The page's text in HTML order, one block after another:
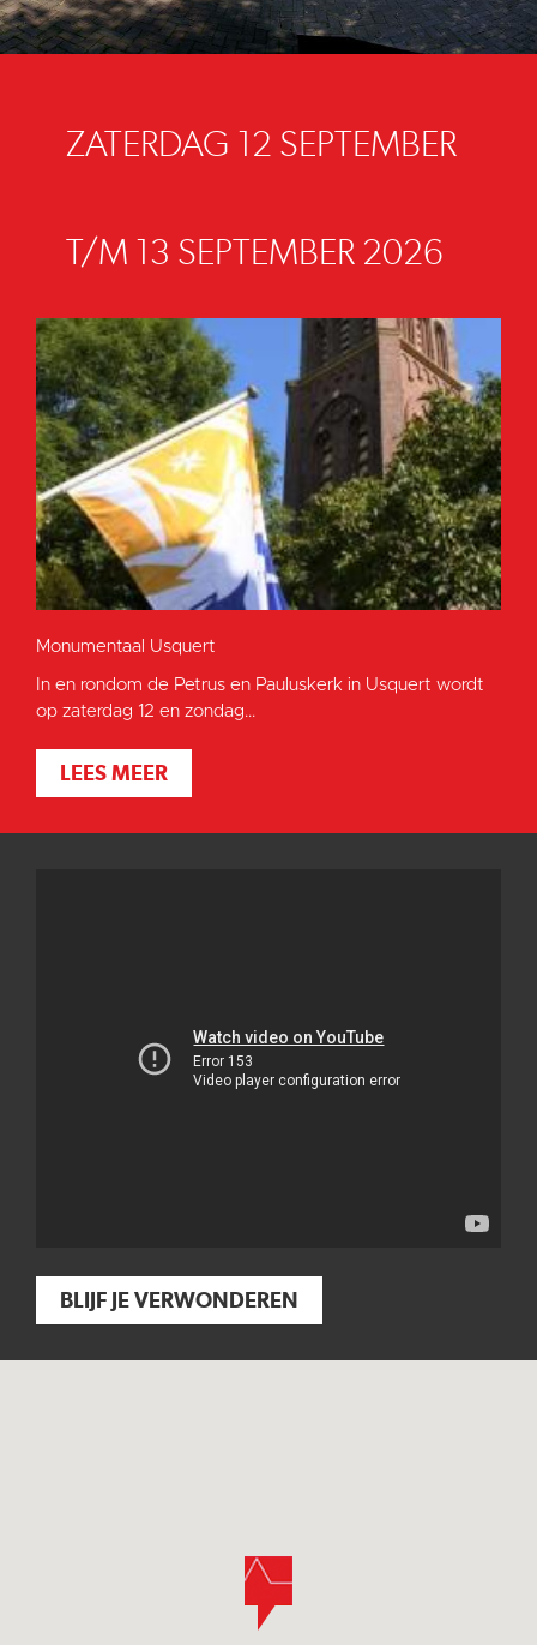
ZATERDAG 12 SEPTEMBER
T/M 13 SEPTEMBER 2026
Monumentaal Usquert
In en rondom de Petrus en Pauluskerk in Usquert wordt
op zaterdag 12 en zondag...
LEES MEER
BLIJF JE VERWONDEREN